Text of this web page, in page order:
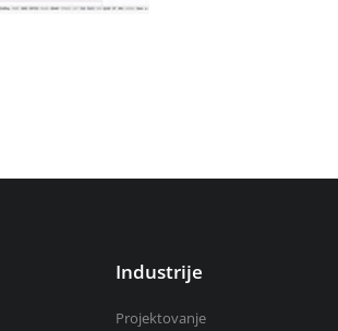
Industrije
Projektovanje